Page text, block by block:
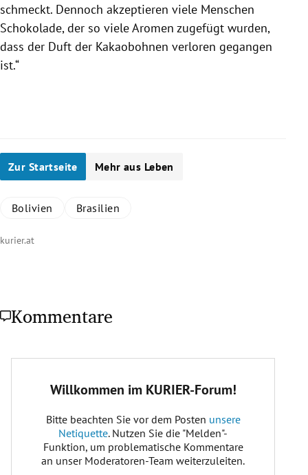
schmeckt. Dennoch akzeptieren viele Menschen
Schokolade, der so viele Aromen zugefügt wurden,
dass der Duft der Kakaobohnen verloren gegangen
ist.“
Zur Startseite Mehr aus Leben
Bolivien Brasilien
kurier.at
Kommentare